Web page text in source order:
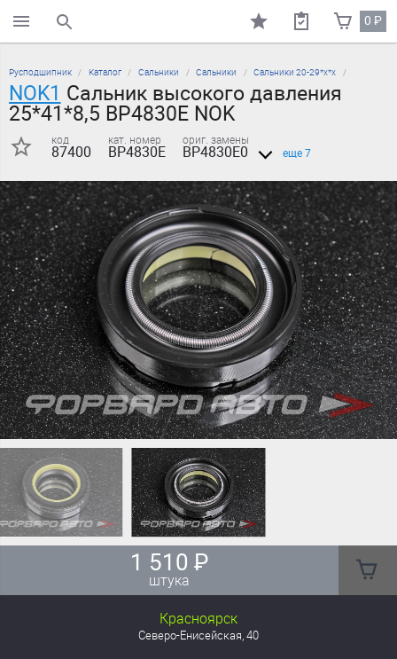
поиск по каталогу 0₽
Русподшипник Каталог Сальники Сальники Сальники 20-29*х*х
NOK1 Сальник высокого давления
25*41*8,5 BP4830E NOK
код
87400
кат. номер
BP4830E
ориг. замены
BP4830E0 еще 7
1 510 ₽
штука
Красноярск
Северо-Енисейская, 40